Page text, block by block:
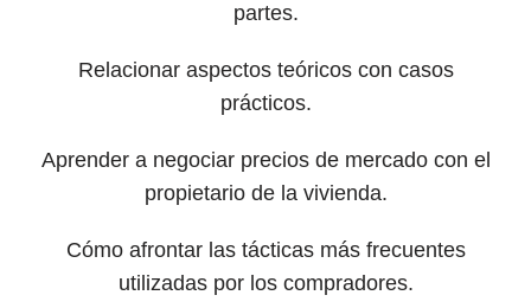
partes.
Relacionar aspectos teóricos con casos
prácticos.
Aprender a negociar precios de mercado con el
propietario de la vivienda.
Cómo afrontar las tácticas más frecuentes
utilizadas por los compradores.